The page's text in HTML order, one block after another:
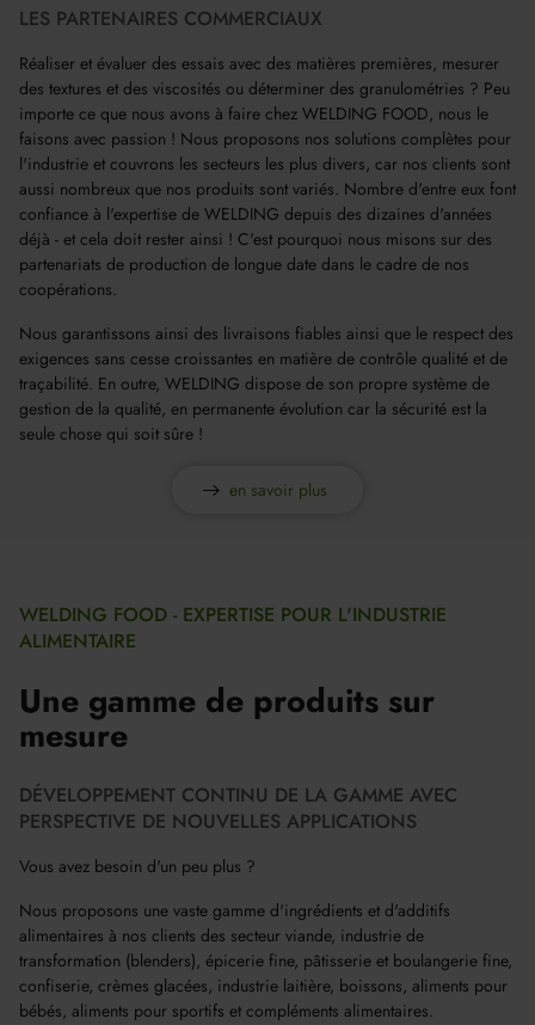
LES PARTENAIRES COMMERCIAUX
Réaliser et évaluer des essais avec des matières premières, mesurer
des textures et des viscosités ou déterminer des granulométries ? Peu
importe ce que nous avons à faire chez WELDING FOOD, nous le
faisons avec passion ! Nous proposons nos solutions complètes pour
l'industrie et couvrons les secteurs les plus divers, car nos clients sont
aussi nombreux que nos produits sont variés. Nombre d'entre eux font
confiance à l'expertise de WELDING depuis des dizaines d'années
déjà - et cela doit rester ainsi ! C'est pourquoi nous misons sur des
partenariats de production de longue date dans le cadre de nos
coopérations.
Nous garantissons ainsi des livraisons fiables ainsi que le respect des
exigences sans cesse croissantes en matière de contrôle qualité et de
traçabilité. En outre, WELDING dispose de son propre système de
gestion de la qualité, en permanente évolution car la sécurité est la
seule chose qui soit sûre !
en savoir plus
WELDING FOOD - EXPERTISE POUR L'INDUSTRIE
ALIMENTAIRE
Une gamme de produits sur
mesure
DÉVELOPPEMENT CONTINU DE LA GAMME AVEC
PERSPECTIVE DE NOUVELLES APPLICATIONS
Vous avez besoin d'un peu plus ?
Nous proposons une vaste gamme d'ingrédients et d'additifs
alimentaires à nos clients des secteur viande, industrie de
transformation (blenders), épicerie fine, pâtisserie et boulangerie fine,
confiserie, crèmes glacées, industrie laitière, boissons, aliments pour
bébés, aliments pour sportifs et compléments alimentaires.